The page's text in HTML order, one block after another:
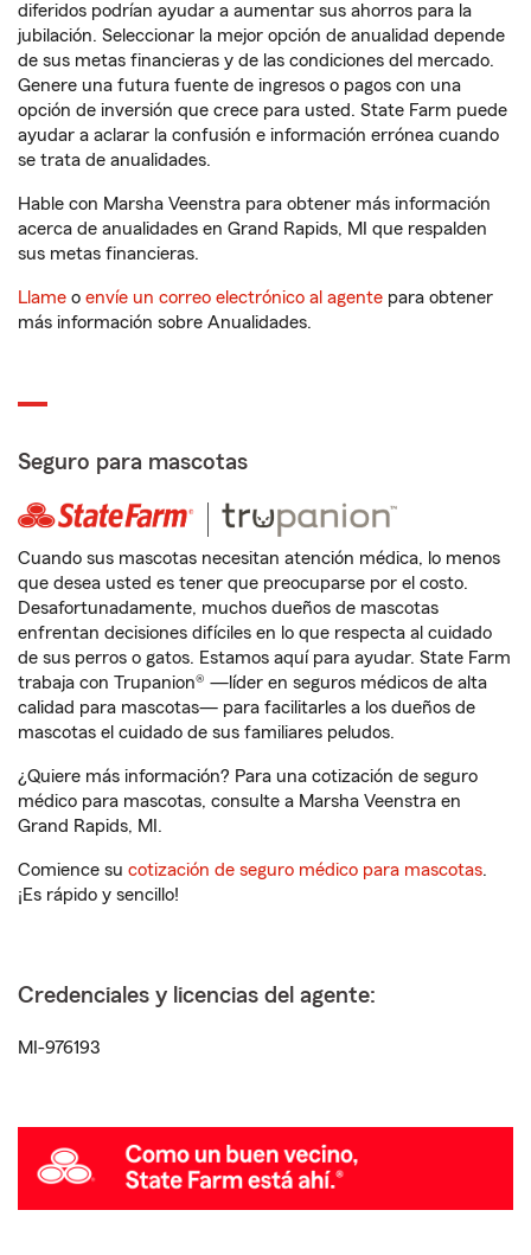
diferidos podrían ayudar a aumentar sus ahorros para la
jubilación. Seleccionar la mejor opción de anualidad depende
de sus metas financieras y de las condiciones del mercado.
Genere una futura fuente de ingresos o pagos con una
opción de inversión que crece para usted. State Farm puede
ayudar a aclarar la confusión e información errónea cuando
se trata de anualidades.
Hable con Marsha Veenstra para obtener más información
acerca de anualidades en Grand Rapids, MI que respalden
sus metas financieras.
Llame o envíe un correo electrónico al agente para obtener
más información sobre Anualidades.
Seguro para mascotas
Cuando sus mascotas necesitan atención médica, lo menos
que desea usted es tener que preocuparse por el costo.
Desafortunadamente, muchos dueños de mascotas
enfrentan decisiones difíciles en lo que respecta al cuidado
de sus perros o gatos. Estamos aquí para ayudar. State Farm
trabaja con Trupanion® —líder en seguros médicos de alta
calidad para mascotas— para facilitarles a los dueños de
mascotas el cuidado de sus familiares peludos.
¿Quiere más información? Para una cotización de seguro
médico para mascotas, consulte a Marsha Veenstra en
Grand Rapids, MI.
Comience su cotización de seguro médico para mascotas.
¡Es rápido y sencillo!
Credenciales y licencias del agente:
MI-976193